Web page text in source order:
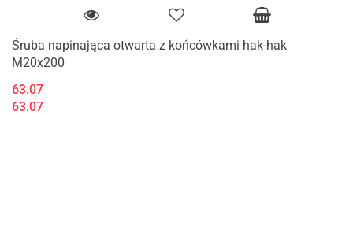
Śruba napinająca otwarta z końcówkami hak-hak
M20x200
63.07
63.07